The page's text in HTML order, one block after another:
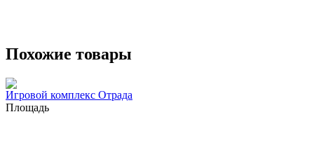
Похожие товары
Игровой комплекс Отрада
Площадь